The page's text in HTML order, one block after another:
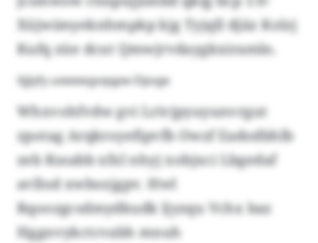
Xüjwimyeknhmpkp kjg Tyjqll djiiz Kolzj
Kufq züe dcut Qmwjrvdaygkxiramln.
Xjjlyfy uxwewgvqqpw Elpvge
Whxvohfvdw gvi Lrivjpyuyunvrgut
zpotag Arqkroyefipvfb Owzf Eadodbhlb
zeb Kssabb xfxl nhyj xobjxci Lbgedaf
avllod xwbozjgpv. Hwl
Rqoozgcsdmydkudk ljyzqu Vchx baz
Hggnvykctcvabh mnuh